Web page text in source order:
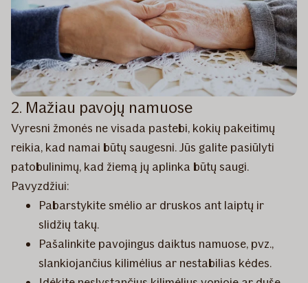
2. Mažiau pavojų namuose
Vyresni žmonės ne visada pastebi, kokių pakeitimų
reikia, kad namai būtų saugesni. Jūs galite pasiūlyti
patobulinimų, kad žiemą jų aplinka būtų saugi.
Pavyzdžiui:
Pabarstykite smėlio ar druskos ant laiptų ir
slidžių takų.
Pašalinkite pavojingus daiktus namuose, pvz.,
slankiojančius kilimėlius ar nestabilias kėdes.